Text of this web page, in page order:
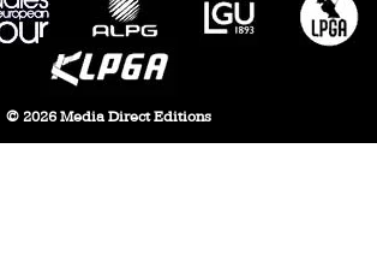
© 2026 Media Direct Editions